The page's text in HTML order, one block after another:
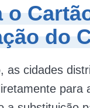
o
do
as cidades
para